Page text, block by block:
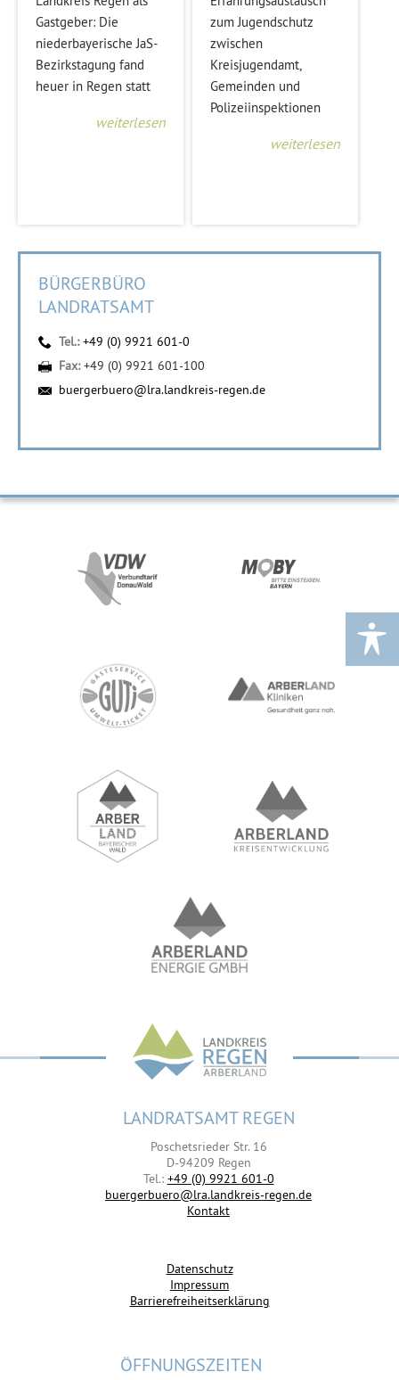
Gastgeber: Die
niederbayerische JaS-
Bezirkstagung fand
heuer in Regen statt
weiterlesen
zum Jugendschutz
zwischen
Kreisjugendamt,
Gemeinden und
Polizeiinspektionen
weiterlesen
BÜRGERBÜRO
LANDRATSAMT
Tel.:+49 (0) 9921 601-0
Fax:+49 (0) 9921 601-100
buergerbuero@lra.landkreis-regen.de
LANDRATSAMT REGEN
Poschetsrieder Str. 16
D-94209 Regen
Tel.: +49 (0) 9921 601-0
buergerbuero@lra.landkreis-regen.de
Kontakt
Datenschutz
Impressum
Barrierefreiheitserklärung
ÖFFNUNGSZEITEN